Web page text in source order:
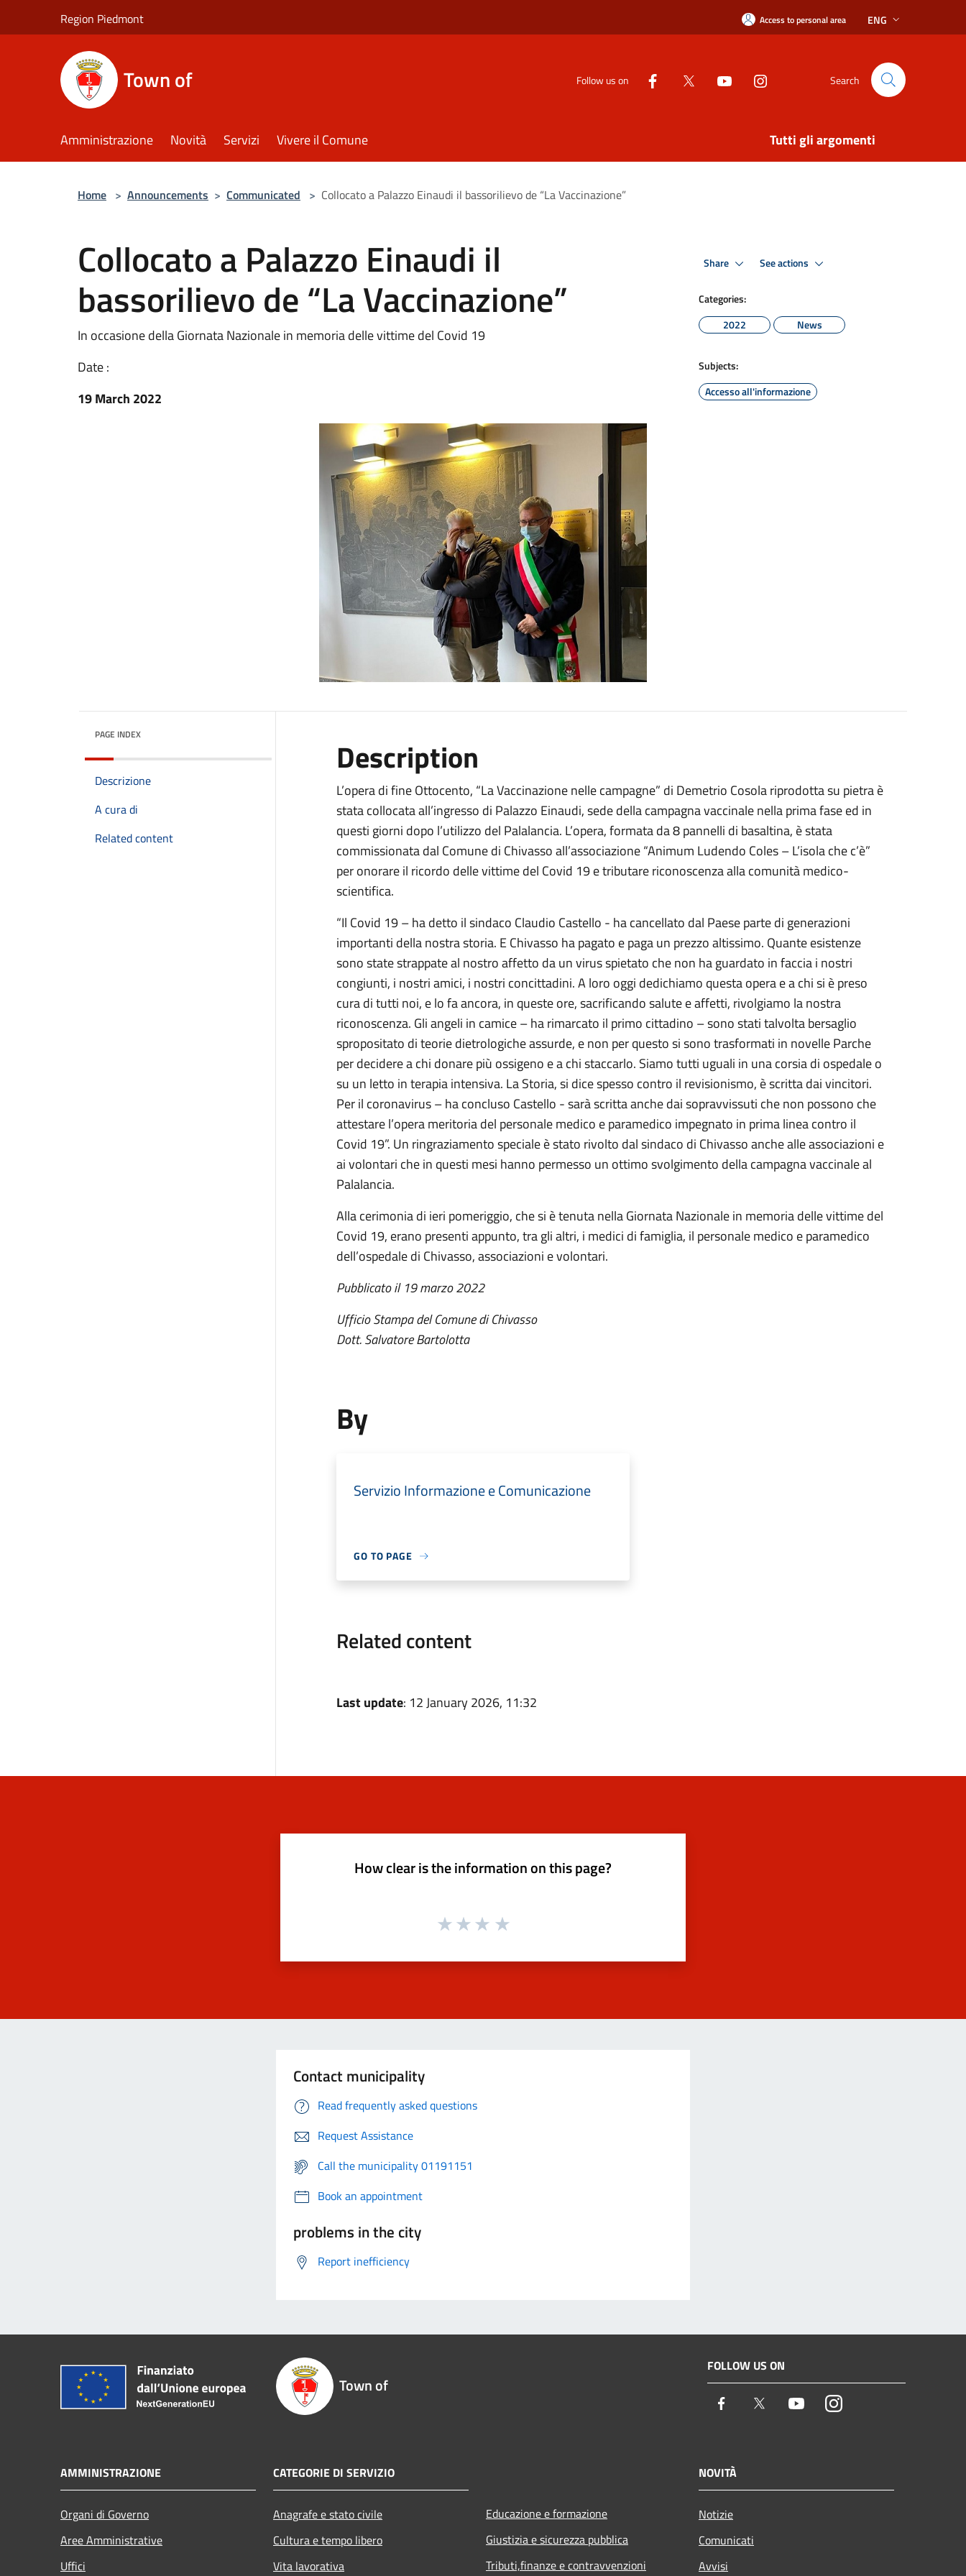
Region Piedmont Access to personal area ENG
Town of Follow us on Search
Amministrazione Novità Servizi Vivere il Comune Tutti gli argomenti
Home > Announcements > Communicated > Collocato a Palazzo Einaudi il bassorilievo de “La Vaccinazione”
Collocato a Palazzo Einaudi il
bassorilievo de “La Vaccinazione”
In occasione della Giornata Nazionale in memoria delle vittime del Covid 19
Date :
19 March 2022
Share See actions
Categories:
2022
News
Subjects:
Accesso all'informazione
PAGE INDEX
Descrizione
A cura di
Related content
Description
L’opera di fine Ottocento, “La Vaccinazione nelle campagne” di Demetrio Cosola riprodotta su pietra è
stata collocata all’ingresso di Palazzo Einaudi, sede della campagna vaccinale nella prima fase ed in
questi giorni dopo l’utilizzo del Palalancia. L’opera, formata da 8 pannelli di basaltina, è stata
commissionata dal Comune di Chivasso all’associazione “Animum Ludendo Coles – L’isola che c’è”
per onorare il ricordo delle vittime del Covid 19 e tributare riconoscenza alla comunità medico-
scientifica.
“Il Covid 19 – ha detto il sindaco Claudio Castello - ha cancellato dal Paese parte di generazioni
importanti della nostra storia. E Chivasso ha pagato e paga un prezzo altissimo. Quante esistenze
sono state strappate al nostro affetto da un virus spietato che non ha guardato in faccia i nostri
congiunti, i nostri amici, i nostri concittadini. A loro oggi dedichiamo questa opera e a chi si è preso
cura di tutti noi, e lo fa ancora, in queste ore, sacrificando salute e affetti, rivolgiamo la nostra
riconoscenza. Gli angeli in camice – ha rimarcato il primo cittadino – sono stati talvolta bersaglio
spropositato di teorie dietrologiche assurde, e non per questo si sono trasformati in novelle Parche
per decidere a chi donare più ossigeno e a chi staccarlo. Siamo tutti uguali in una corsia di ospedale o
su un letto in terapia intensiva. La Storia, si dice spesso contro il revisionismo, è scritta dai vincitori.
Per il coronavirus – ha concluso Castello - sarà scritta anche dai sopravvissuti che non possono che
attestare l’opera meritoria del personale medico e paramedico impegnato in prima linea contro il
Covid 19”. Un ringraziamento speciale è stato rivolto dal sindaco di Chivasso anche alle associazioni e
ai volontari che in questi mesi hanno permesso un ottimo svolgimento della campagna vaccinale al
Palalancia.
Alla cerimonia di ieri pomeriggio, che si è tenuta nella Giornata Nazionale in memoria delle vittime del
Covid 19, erano presenti appunto, tra gli altri, i medici di famiglia, il personale medico e paramedico
dell’ospedale di Chivasso, associazioni e volontari.
Pubblicato il 19 marzo 2022
Ufficio Stampa del Comune di Chivasso
Dott. Salvatore Bartolotta
By
Servizio Informazione e Comunicazione
GO TO PAGE
Related content
Last update: 12 January 2026, 11:32
How clear is the information on this page?
Contact municipality
Read frequently asked questions
Request Assistance
Call the municipality 01191151
Book an appointment
problems in the city
Report inefficiency
Town of
FOLLOW US ON
Facebook Twitter YoutubeInstagram
AMMINISTRAZIONE
Organi di Governo
Aree Amministrative
Uffici
CATEGORIE DI SERVIZIO
Anagrafe e stato civile
Cultura e tempo libero
Vita lavorativa
Educazione e formazione
Giustizia e sicurezza pubblica
Tributi,finanze e contravvenzioni
NOVITÀ
Notizie
Comunicati
Avvisi